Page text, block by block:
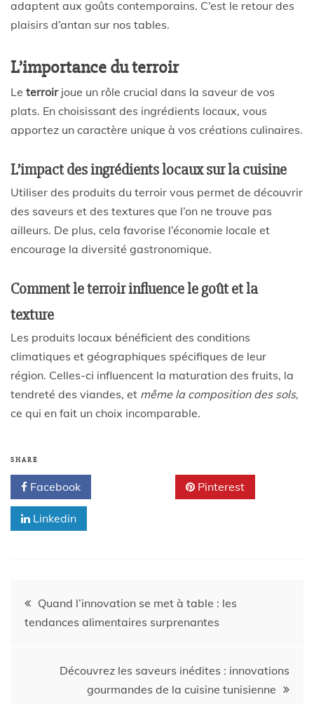
adaptent aux goûts contemporains. C’est le retour des
plaisirs d’antan sur nos tables.
L’importance du terroir
Le terroirjoue un rôle crucial dans la saveur de vos
plats. En choisissant des ingrédients locaux, vous
apportez un caractère unique à vos créations culinaires.
L’impact des ingrédients locaux sur la cuisine
Utiliser des produits du terroir vous permet de découvrir
des saveurs et des textures que l’on ne trouve pas
ailleurs. De plus, cela favorise l’économie locale et
encourage la diversité gastronomique.
Comment le terroir influence le goût et la
texture
Les produits locaux bénéficient des conditions
climatiques et géographiques spécifiques de leur
région. Celles-ci influencent la maturation des fruits, la
tendreté des viandes, et même la composition des sols,
ce qui en fait un choix incomparable.
SHARE
Facebook Pinterest
Linkedin
Quand l’innovation se met à table : les
tendances alimentaires surprenantes
Découvrez les saveurs inédites : innovations
gourmandes de la cuisine tunisienne